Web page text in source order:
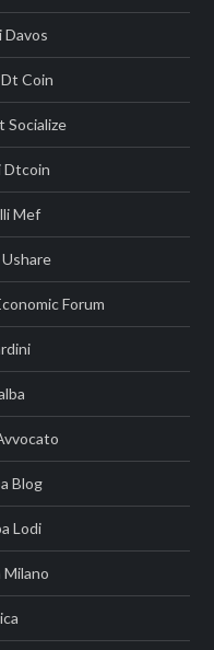
Davos
Coin
Socialize
Dtcoin
Mef
Forum
Blog
Lodi
Milano